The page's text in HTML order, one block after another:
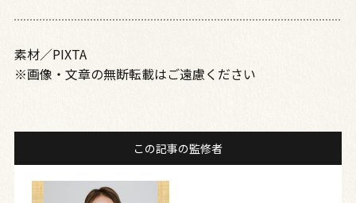
素材／PIXTA
※画像・文章の無断転載はご遠慮ください
この記事の監修者